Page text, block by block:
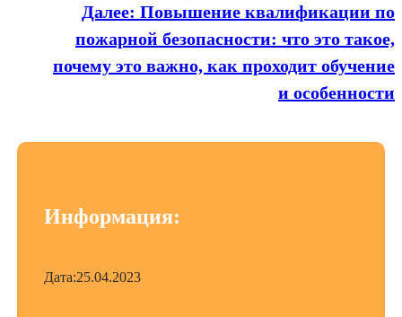
Далее: Повышение квалификации по
пожарной безопасности: что это такое,
почему это важно, как проходит обучение
и особенности
Информация:
Дата:25.04.2023